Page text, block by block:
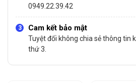
0949.22.39.42
Cam kết bảo mật
Tuyệt đối không chia sẻ thông tin
thứ 3.